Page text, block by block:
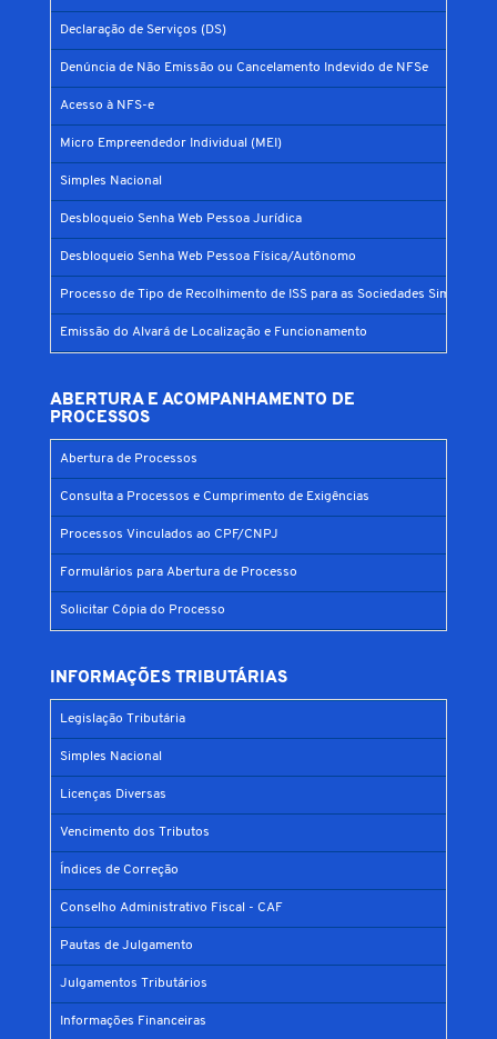
Declaração de Serviços (DS)
Denúncia de Não Emissão ou Cancelamento Indevido de NFSe
Acesso à NFS-e
Micro Empreendedor Individual (MEI)
Simples Nacional
Desbloqueio Senha Web Pessoa Jurídica
Desbloqueio Senha Web Pessoa Física/Autônomo
Processo de Tipo de Recolhimento de ISS para as Sociedades Simples
Emissão do Alvará de Localização e Funcionamento
ABERTURA E ACOMPANHAMENTO DE
PROCESSOS
Abertura de Processos
Consulta a Processos e Cumprimento de Exigências
Processos Vinculados ao CPF/CNPJ
Formulários para Abertura de Processo
Solicitar Cópia do Processo
INFORMAÇÕES TRIBUTÁRIAS
Legislação Tributária
Simples Nacional
Licenças Diversas
Vencimento dos Tributos
Índices de Correção
Conselho Administrativo Fiscal - CAF
Pautas de Julgamento
Julgamentos Tributários
Informações Financeiras